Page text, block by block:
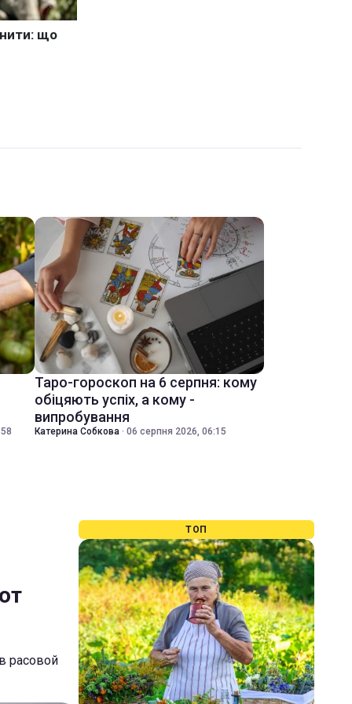
Таро-гороскоп на 6 серпня: кому
обіцяють успіх, а кому -
випробування
Катерина Собкова · 06 серпня 2026, 06:15
расовой
ТОП